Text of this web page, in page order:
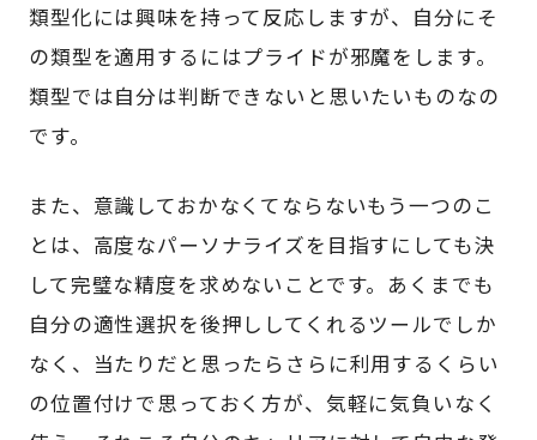
類型化には興味を持って反応しますが、自分にそ
の類型を適用するにはプライドが邪魔をします。
類型では自分は判断できないと思いたいものなの
です。
また、意識しておかなくてならないもう一つのこ
とは、高度なパーソナライズを目指すにしても決
して完璧な精度を求めないことです。あくまでも
自分の適性選択を後押ししてくれるツールでしか
なく、当たりだと思ったらさらに利用するくらい
の位置付けで思っておく方が、気軽に気負いなく